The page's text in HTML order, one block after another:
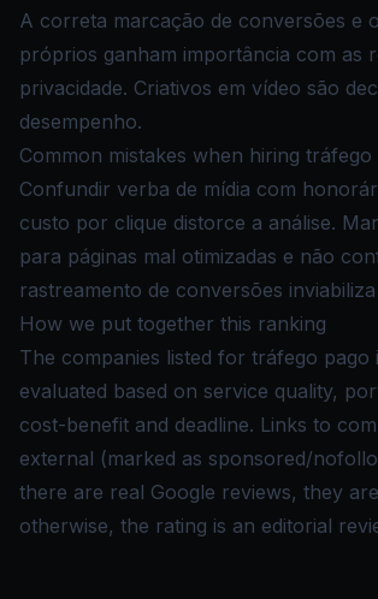
A correta marcação de conversões e
próprios ganham importância com as
privacidade. Criativos em vídeo são
desempenho.
Common mistakes when hiring tráfego
Confundir verba de mídia com
custo por clique distorce a análise.
para páginas mal otimizadas e não
rastreamento de conversões
How we put together this ranking
The companies listed for tráfego pago
evaluated based on service quality,
cost-benefit and deadline. Links to
external (marked as sponsored/
there are real Google reviews, they
otherwise, the rating is an editorial